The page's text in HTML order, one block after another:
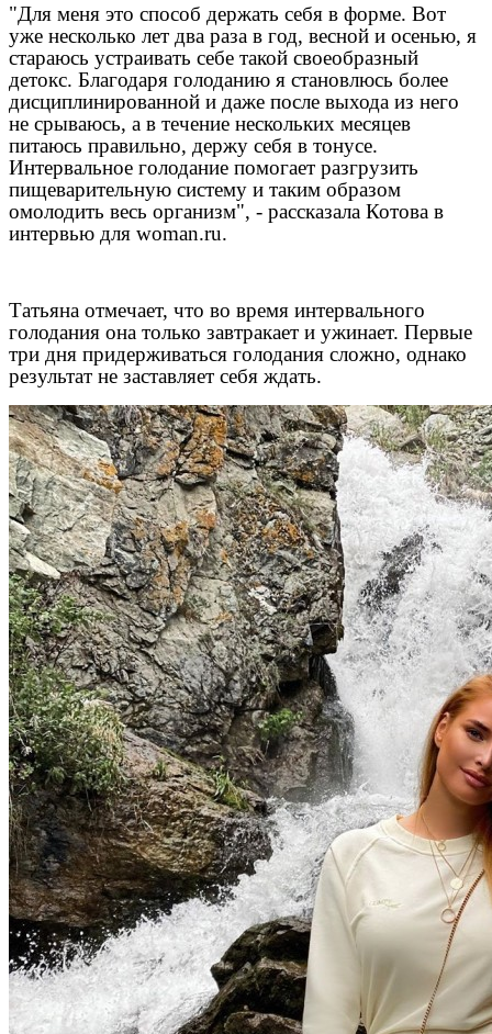
"Для меня это способ держать себя в форме. Вот
уже несколько лет два раза в год, весной и осенью, я
стараюсь устраивать себе такой своеобразный
детокс. Благодаря голоданию я становлюсь более
дисциплинированной и даже после выхода из него
не срываюсь, а в течение нескольких месяцев
питаюсь правильно, держу себя в тонусе.
Интервальное голодание помогает разгрузить
пищеварительную систему и таким образом
омолодить весь организм", - рассказала Котова в
интервью для woman.ru.
Татьяна отмечает, что во время интервального
голодания она только завтракает и ужинает. Первые
три дня придерживаться голодания сложно, однако
результат не заставляет себя ждать.